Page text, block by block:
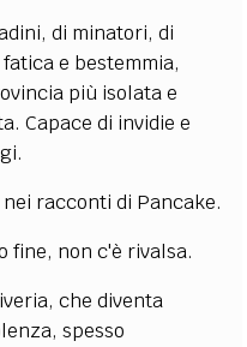
di minatori, di
e bestemmia,
più isolata e
Capace di invidie e
racconti di Pancake.
fine, non c'è rivalsa.
che diventa
spesso